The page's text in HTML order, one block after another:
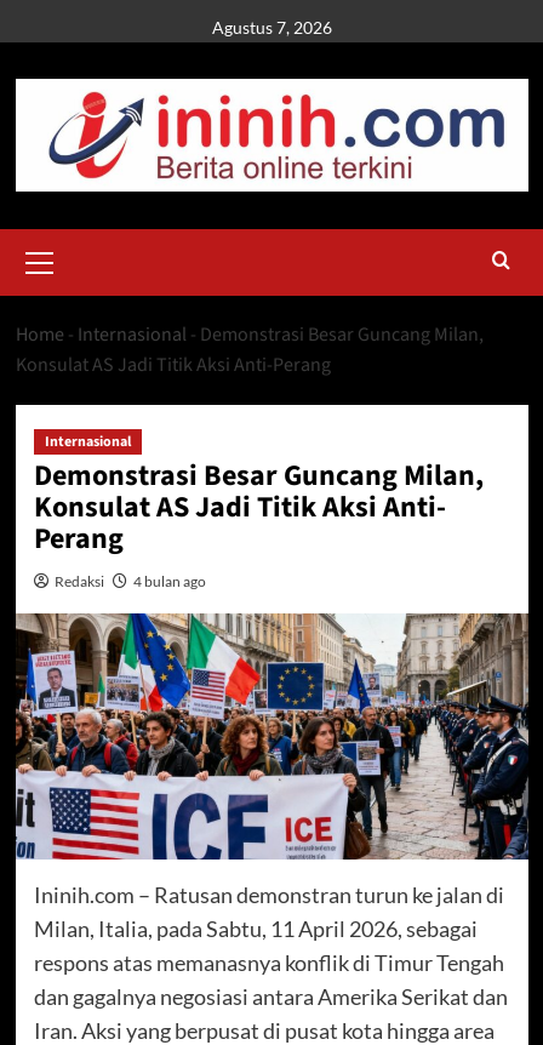
to
content
Agustus 7, 2026
Menu
Home - Internasional - Demonstrasi Besar Guncang Milan,
Konsulat AS Jadi Titik Aksi Anti-Perang
Internasional
Demonstrasi Besar Guncang Milan,
Konsulat AS Jadi Titik Aksi Anti-
Perang
Redaksi 4 bulan ago
Ininih.com – Ratusan demonstran turun ke jalan di
Milan, Italia, pada Sabtu, 11 April 2026, sebagai
respons atas memanasnya konflik di Timur Tengah
dan gagalnya negosiasi antara Amerika Serikat dan
Iran. Aksi yang berpusat di pusat kota hingga area